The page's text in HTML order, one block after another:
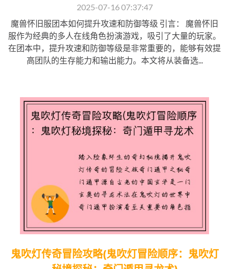
2025-07-16 07:37:47
魔兽怀旧服团本如何提升攻速和防御等级 引言： 魔兽怀旧
服作为经典的多人在线角色扮演游戏，吸引了大量的玩家。
在团本中，提升攻速和防御等级是非常重要的，能够有效提
高团队的生存能力和输出能力。本文将从装备选...
鬼吹灯传奇冒险攻略(鬼吹灯冒险顺序：鬼吹灯